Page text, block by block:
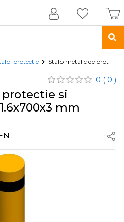
protectie Stalp metalic de
0 ( 0 )
si
mm